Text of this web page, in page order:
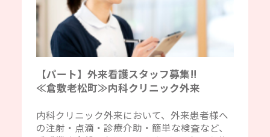
【パート】外来看護スタッフ募集‼
≪倉敷老松町≫内科クリニック外来
内科クリニック外来において、外来患者様へ
の注射・点滴・診療介助・簡単な検査など、